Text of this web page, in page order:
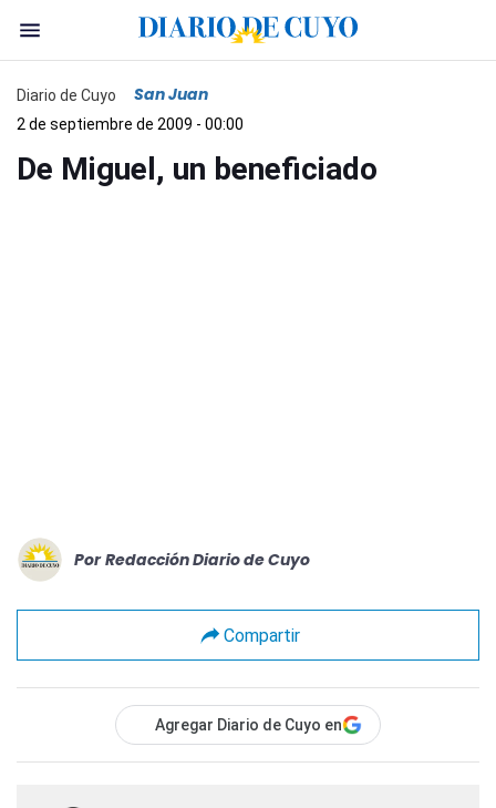
Diario de Cuyo San Juan
2 de septiembre de 2009 - 00:00
De Miguel, un beneficiado
Por Redacción Diario de Cuyo
Compartir
Agregar Diario de Cuyo en